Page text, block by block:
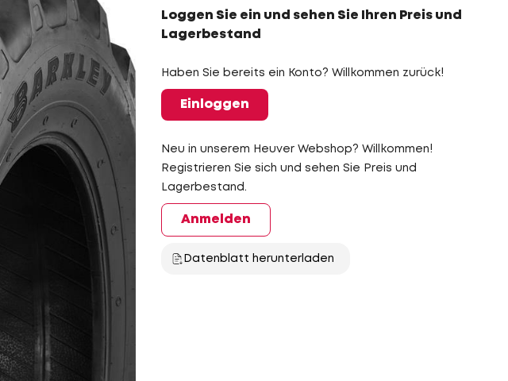
Loggen Sie ein und sehen Sie Ihren Preis und
Lagerbestand
Haben Sie bereits ein Konto? Willkommen zurück!
Einloggen
Neu in unserem Heuver Webshop? Willkommen!
Registrieren Sie sich und sehen Sie Preis und
Lagerbestand.
Anmelden
Datenblatt herunterladen